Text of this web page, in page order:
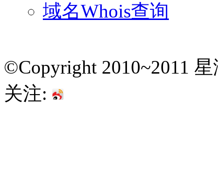
域名Whois查询
©Copyright 2010~2011
关注: